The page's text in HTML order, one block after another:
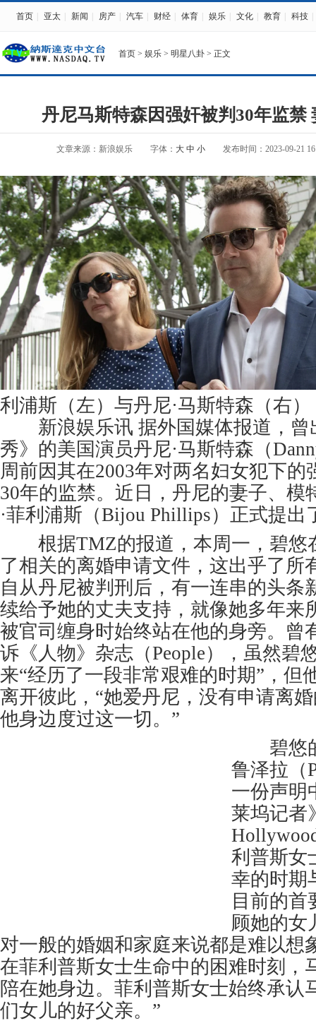
首页 亚太 新闻 房产 汽车 财经 体育 娱乐 文化 教育 科技
首页 > 娱乐 > 明星八卦 > 正文
丹尼马斯特森因强奸被判30年监禁
文章来源：新浪娱乐 字体： 大 中 小 发布时间：2023-09-21
利浦斯（左）与丹尼·马斯特森（右）
新浪娱乐讯 据外国媒体报道，曾
秀》的美国演员丹尼·马斯特森（
周前因其在2003年对两名妇女犯下的
30年的监禁。近日，丹尼的妻子、
·菲利浦斯（Bijou Phillips）正式提出
根据TMZ的报道，本周一，碧悠
了相关的离婚申请文件，这出乎了所
自从丹尼被判刑后，有一连串的头条
续给予她的丈夫支持，就像她多年
被官司缠身时始终站在他的身旁。曾
诉《人物》杂志（People），虽然碧
来“经历了一段非常艰难的时期”，但
离开彼此，“她爱丹尼，没有申请离
他身边度过这一切。”
碧悠
鲁泽拉（
一份声明
莱坞记者
利普斯女
幸的时期
目前的首
顾她的女
对一般的婚姻和家庭来说都是难以想
在菲利普斯女士生命中的困难时刻，
陪在她身边。菲利普斯女士始终承认
们女儿的好父亲。”